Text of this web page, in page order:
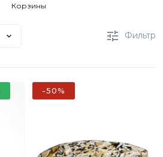
Корзины
Фильтр
-50%